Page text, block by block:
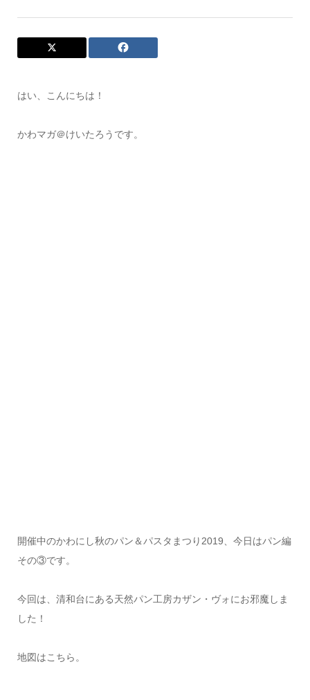
はい、こんにちは！
かわマガ＠けいたろうです。
開催中のかわにし秋のパン＆パスタまつり2019、今日はパン編
その③です。
今回は、清和台にある天然パン工房カザン・ヴォにお邪魔しま
した！
地図はこちら。